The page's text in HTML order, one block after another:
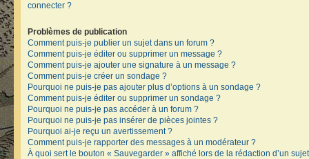
connecter ?
Problèmes de publication
Comment puis-je publier un sujet dans un forum ?
Comment puis-je éditer ou supprimer un message ?
Comment puis-je ajouter une signature à un message ?
Comment puis-je créer un sondage ?
Pourquoi ne puis-je pas ajouter plus d’options à un sondage ?
Comment puis-je éditer ou supprimer un sondage ?
Pourquoi ne puis-je pas accéder à un forum ?
Pourquoi ne puis-je pas insérer de pièces jointes ?
Pourquoi ai-je reçu un avertissement ?
Comment puis-je rapporter des messages à un modérateur ?
À quoi sert le bouton « Sauvegarder » affiché lors de la rédaction d’un